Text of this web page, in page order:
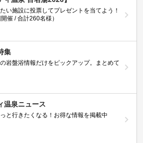
い施設に投票してプレゼントを当てよう！
開催 / 合計260名様）
集
岩盤浴情報だけをピックアップ。まとめて
温泉ニュース
と行きたくなる！お得な情報を掲載中